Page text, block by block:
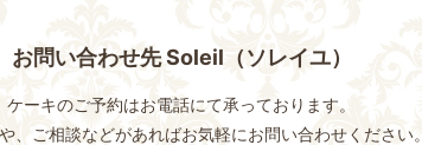
お問い合わせ先 Soleil（ソレイユ）
ケーキのご予約はお電話にて承っております。
、ご相談などがあればお気軽にお問い合わせください。